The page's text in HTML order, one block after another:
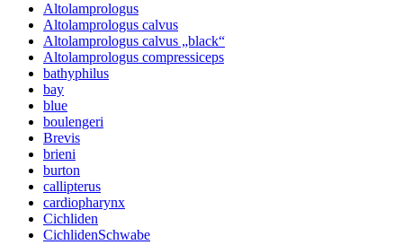
Altolamprologus
Altolamprologus calvus
Altolamprologus calvus „black“
Altolamprologus compressiceps
bathyphilus
bay
blue
boulengeri
Brevis
brieni
burton
callipterus
cardiopharynx
Cichliden
CichlidenSchwabe